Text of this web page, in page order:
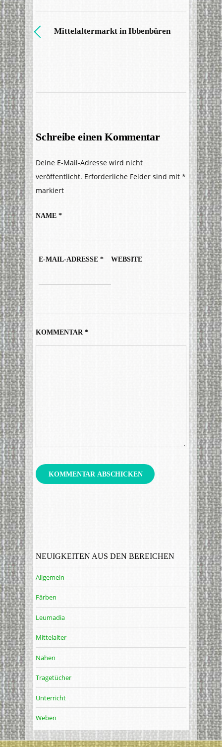
Mittelaltermarkt in Ibbenbüren
Schreibe einen Kommentar
Deine E-Mail-Adresse wird nicht
veröffentlicht. Erforderliche Felder sind mit*
markiert
NAME*
E-MAIL-ADRESSE* WEBSITE
KOMMENTAR*
NEUIGKEITEN AUS DEN BEREICHEN
Allgemein
Färben
Leumadia
Mittelalter
Nähen
Tragetücher
Unterricht
Weben